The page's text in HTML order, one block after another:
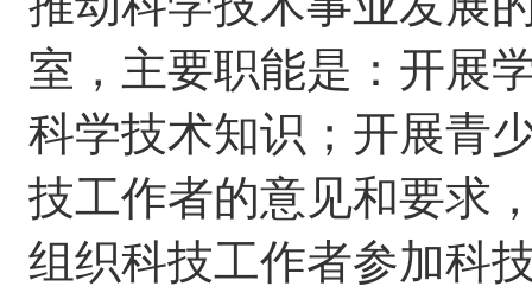
室，主要职能是：开展
科学技术知识；开展青
技工作者的意见和要求
组织科技工作者参加科